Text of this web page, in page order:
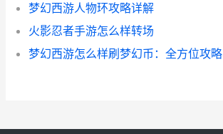
梦幻西游人物环攻略详解
火影忍者手游怎么样转场
梦幻西游怎么样刷梦幻币：全方位攻